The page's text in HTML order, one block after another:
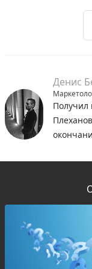
Денис
Получил